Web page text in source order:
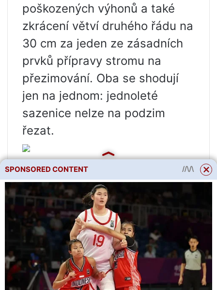
poškozených výhonů a také
zkrácení větví druhého řádu na
30 cm za jeden ze zásadních
prvků přípravy stromu na
přezimování. Oba se shodují
jen na jednom: jednoleté
sazenice nelze na podzim
řezat.
SPONSORED CONTENT